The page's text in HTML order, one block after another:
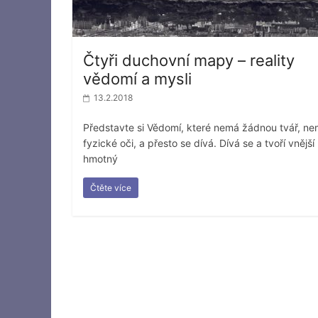
Čtyři duchovní mapy – reality
vědomí a mysli
13.2.2018
Představte si Vědomí, které nemá žádnou tvář,
fyzické oči, a přesto se dívá. Dívá se a tvoří vnější
hmotný
Čtěte více